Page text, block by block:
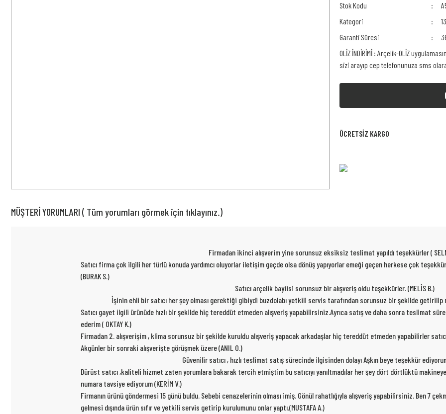
Stok Kodu
Kategori
Garanti Süresi
OLİZ İNDİRİMİ : Arçelik-OLİZ
sizi arayıp cep telefonunuza sms
ÜCRETSİZ KARGO
MÜŞTERİ YORUMLARI ( Tüm yorumları görmek için tıklayınız.)
Firmadan ikinci alışverim yine sorunsuz eksiksiz teslimat yapıldı teşekkürler (
Satıcı firma çok ilgili her türlü konuda yardımcı oluyorlar iletişim geçde olsa dönüş yapıyorlar emeği geçen herkese çok
(BURAK S.)
Satıcı arçelik bayiisi sorunsuz bir alışveriş oldu teşekkürler. (MELİS B.)
İşinin ehli bir satıcı her şey olması gerektiği gibiydi buzdolabı yetkili servis tarafından sorunsuz bir şekilde getirilip
Satıcı gayet ilgili ürünüde hızlı bir şekilde hiç tereddüt etmeden alışveriş yapabilirsiniz.Ayrıca satış ve daha sonra teslimat
ederim ( OKTAY K.)
Firmadan 2. alışverişim , klima sorunsuz bir şekilde kuruldu alışveriş yapacak arkadaşlar hiç tereddüt etmeden yapabilirler
Akgünler bir sonraki alışverişte görüşmek üzere (ANIL O.)
Güvenilir satıcı , hızlı teslimat satış sürecinde ilgisinden dolayı Aşkın beye teşekkür ediyorum
Dürüst satıcı ,kaliteli hizmet zaten yorumlara bakarak tercih etmiştim bu satıcıyı yanıltmadılar her şey dört dörtlüktü
numara tavsiye ediyorum (KERİM V.)
Firmanın ürünü göndermesi 15 günü buldu. Sebebi cenazelerinin olması imiş. Gönül rahatlığıyla alışveriş yapabilirsiniz. Ben 7
gelmesi dışında ürün sıfır ve yetkili servis getirip kurulumunu onlar yaptı.(MUSTAFA A.)